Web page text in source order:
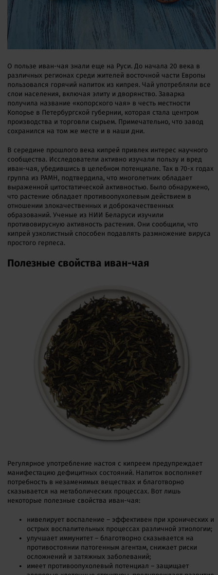
О пользе иван-чая знали еще на Руси. До начала 20 века в
различных регионах среди жителей восточной части Европы
пользовался горячий напиток из кипрея. Чай употребляли все
слои населения, включая элиту и дворянство. Заварка
получила название «копорского чая» в честь местности
Копорье в Петербургской губернии, которая стала центром
производства и торговли сырьем. Примечательно, что завод
сохранился на том же месте и в наши дни.
В середине прошлого века кипрей привлек интерес научного
сообщества. Исследователи активно изучали пользу и вред
иван-чая, убедившись в целебном потенциале. Так в 70-х годах
группа из РАМН, подтвердила, что многолетник обладает
выраженной цитостатической активностью. Было обнаружено,
что растение обладает противоопухолевым действием в
отношении злокачественных и доброкачественных
образований. Ученые из НИИ Беларуси изучили
противовирусную активность растения. Они сообщили, что
кипрей узколистный способен подавлять размножение вируса
простого герпеса.
Полезные свойства иван-чая
Регулярное употребление настоя с кипреем предупреждает
манифестацию дефицитных состояний. Напиток восполняет
потребность в незаменимых веществах и благотворно
сказывается на метаболических процессах. Вот лишь
некоторые полезные свойства иван-чая:
нивелирует воспаление – эффективен при хронических и
острых воспалительных процессах различной этиологии;
улучшает иммунитет – благотворно сказывается на
противостоянии патогенным агентам, снижает риски
осложнений и затяжных заболеваний;
имеет противоопухолевый потенциал – защищает